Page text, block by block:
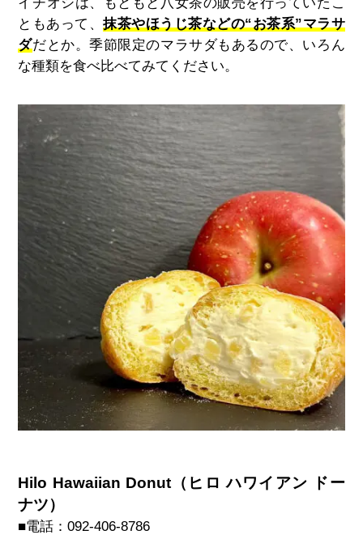
ともあって、抹茶やほうじ茶などの“お茶系”マラサ
ダだとか。季節限定のマラサダもあるので、いろん
な種類を食べ比べてみてください。
Hilo Hawaiian Donut（ヒロ ハワイアン ドー
ナツ）
■電話：092-406-8786